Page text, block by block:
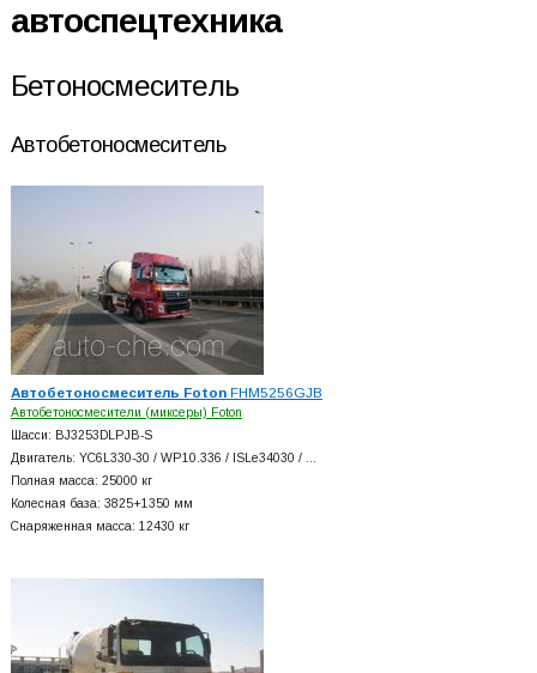
автоспецтехника
Бетоносмеситель
Автобетоносмеситель
Автобетоносмеситель FotonFHM5256GJB
Автобетоносмесители (миксеры) Foton
Шасси: BJ3253DLPJB-S
Двигатель: YC6L330-30 / WP10.336 / ISLe34030 / …
Полная масса: 25000 кг
Колесная база: 3825+1350 мм
Снаряженная масса: 12430 кг